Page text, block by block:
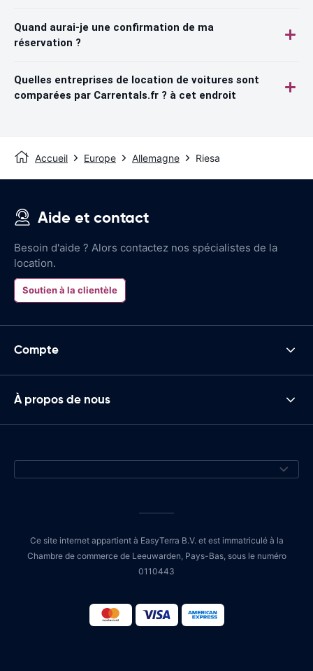
Quand aurai-je une confirmation de ma
réservation ?
Quelles entreprises de location de voitures sont
comparées par Carrentals.fr ? à cet endroit
Accueil Europe Allemagne Riesa
Aide et contact
Besoin d'aide ? Alors contactez nos spécialistes de la
location.
Soutien à la clientèle
Compte
À propos de nous
Ce site internet appartient à EasyTerra B.V. et est immatriculé à la
Chambre de commerce de Leeuwarden, Pays-Bas, sous le numéro
0110443